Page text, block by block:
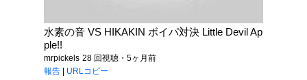
水素の音 VS HIKAKIN ボイパ対決 Little Devil Ap
ple!!
mrpickels 28 回視聴・5ヶ月前
報告
URLコピー